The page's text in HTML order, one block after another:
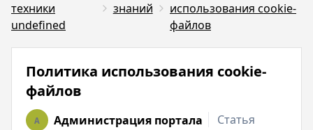
техники
undefined
знаний
использования сookie-
файлов
Политика использования сookie-
файлов
A Администрация портала
Статья